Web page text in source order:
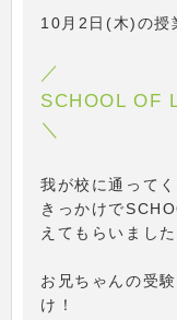
10月2日(木)の授
／
SCHOOL OF
＼
我が校に通って
きっかけで
えてもらいました
お兄ちゃんの受
け！